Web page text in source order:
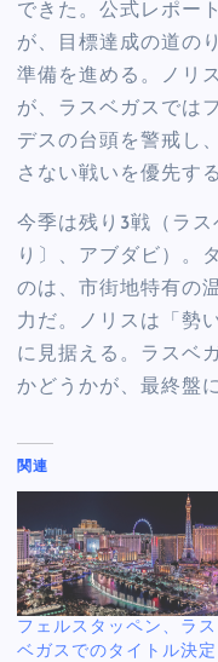
できた。公式レポー
が、目標達成の道の
準備を進める。ノリ
が、ラスベガスでは
デスの台頭を警戒し
さない戦いを優先す
今季は残り3戦（ラ
り〕、アブダビ）。
のは、市街地特有の
力だ。ノリスは「勢
に見据える。ラスベ
かどうかが、最終盤
関連
フェルスタッペン、ラス
ベガスでのタイトル決定